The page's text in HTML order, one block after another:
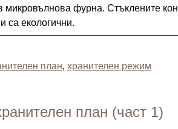
микровълнова фурна. Стъклените
са екологични.
план, хранителен режим
план (част 1)